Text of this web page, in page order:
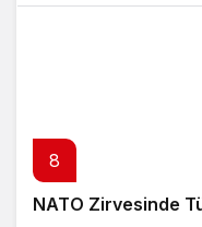
8
NATO Zirvesinde